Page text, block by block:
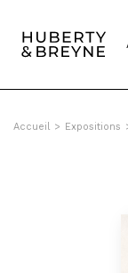
Accueil > Expositions